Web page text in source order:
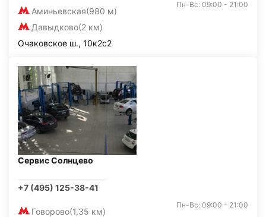
Аминьевская(980 м)
Давыдково(2 км)
Пн-Вс: 09:00 - 21:00
Очаковское ш., 10к2с2
Сервис Солнцево
+7 (495) 125-38-41
Говорово(1,35 км)
Пн-Вс: 09:00 - 21:00